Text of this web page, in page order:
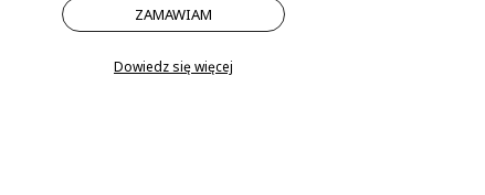
ZAMAWIAM
Dowiedz się więcej